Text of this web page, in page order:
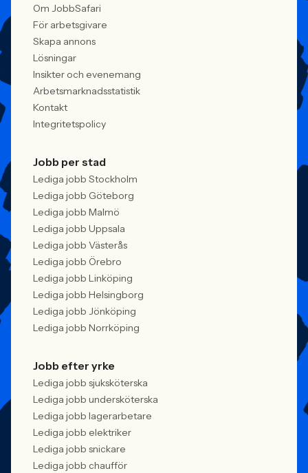
Om JobbSafari
För arbetsgivare
Skapa annons
Lösningar
Insikter och evenemang
Arbetsmarknadsstatistik
Kontakt
Integritetspolicy
Jobb per stad
Lediga jobb Stockholm
Lediga jobb Göteborg
Lediga jobb Malmö
Lediga jobb Uppsala
Lediga jobb Västerås
Lediga jobb Örebro
Lediga jobb Linköping
Lediga jobb Helsingborg
Lediga jobb Jönköping
Lediga jobb Norrköping
Jobb efter yrke
Lediga jobb sjuksköterska
Lediga jobb undersköterska
Lediga jobb lagerarbetare
Lediga jobb elektriker
Lediga jobb snickare
Lediga jobb chaufför